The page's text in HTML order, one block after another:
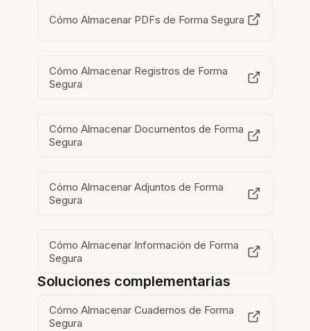
Cómo Almacenar PDFs de Forma Segura
Cómo Almacenar Registros de Forma
Segura
Cómo Almacenar Documentos de Forma
Segura
Cómo Almacenar Adjuntos de Forma
Segura
Cómo Almacenar Información de Forma
Segura
Soluciones complementarias
Cómo Almacenar Cuadernos de Forma
Segura